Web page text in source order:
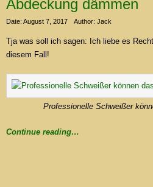
Abdeckung dämmen
Date: August 7, 2017 Author: Jack
Tja was soll ich sagen: Ich liebe es
diesem Fall!
Professionelle Schweißer
Continue reading…